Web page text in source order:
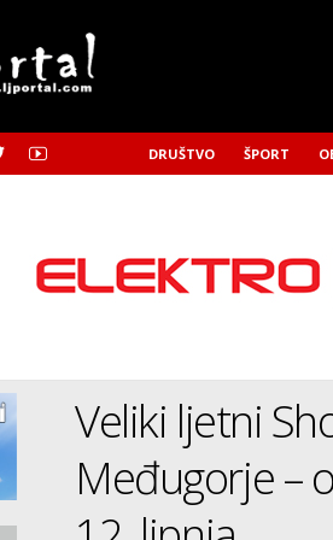
DRUŠTVO ŠPORT
Veliki ljetni
Međugorje –